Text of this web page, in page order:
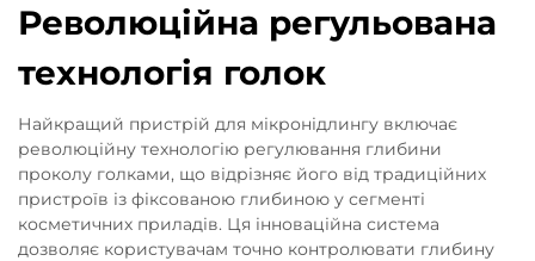
Революційна регульована
технологія голок
Найкращий пристрій для мікронідлингу включає
революційну технологію регулювання глибини
проколу голками, що відрізняє його від традиційних
пристроїв із фіксованою глибиною у сегменті
косметичних приладів. Ця інноваційна система
дозволяє користувачам точно контролювати глибину